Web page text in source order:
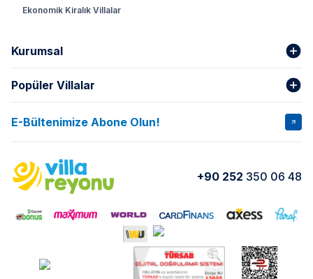
Ekonomik Kiralık Villalar
Kurumsal
Hakkımızda
İptal Şartları Banka Hesapları
Kurumsal Blog
Yorumlar Nasıl Kiralarım
Popüler Villalar
VİLLA SALKIM VİLLA SLAY 1
VİLLA OLENNA 1 VİLLA MERT
VILLA ADRIMA 1
VİLLA TİAMO VİLLA ZEYTİN DALI
E-Bültenimize Abone Olun!
+90 252 350 06 48